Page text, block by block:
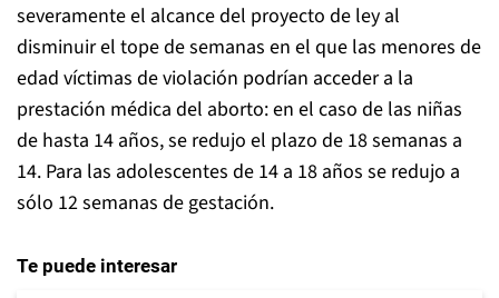
severamente el alcance del proyecto de ley al
disminuir el tope de semanas en el que las menores de
edad víctimas de violación podrían acceder a la
prestación médica del aborto: en el caso de las niñas
de hasta 14 años, se redujo el plazo de 18 semanas a
14. Para las adolescentes de 14 a 18 años se redujo a
sólo 12 semanas de gestación.
Te puede interesar